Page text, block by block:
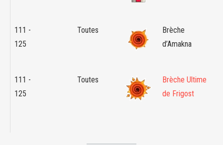
111 -
125
Toutes
Brèche
d’Amakna
111 -
125
Toutes
Brèche Ultime
de Frigost